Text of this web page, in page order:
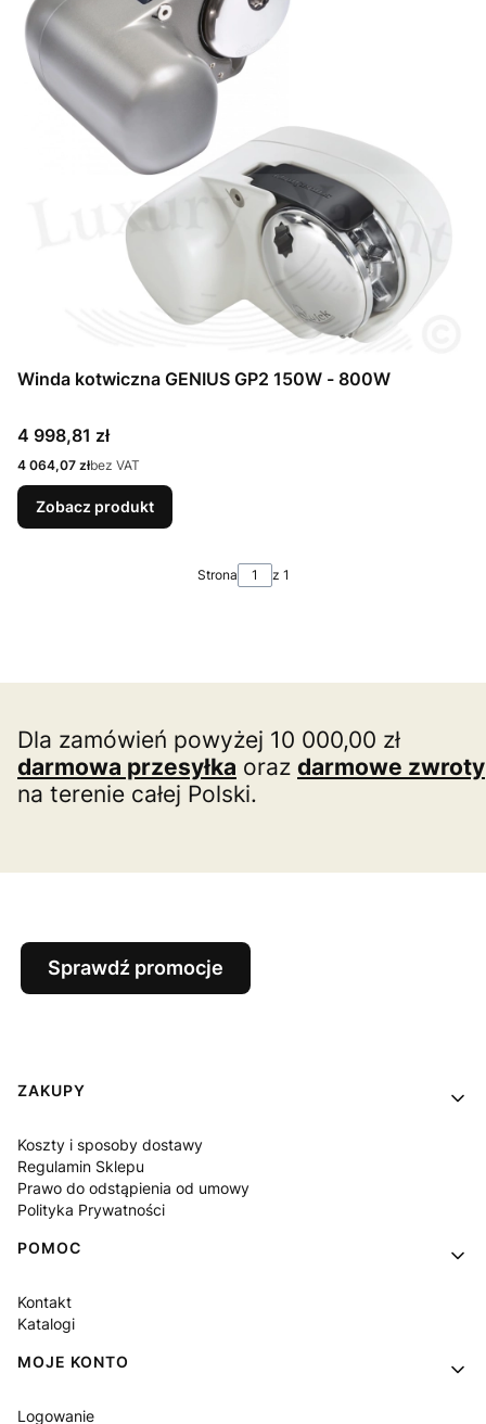
Winda kotwiczna GENIUS GP2 150W - 800W
Cena
4 998,81 zł
Cena
4 064,07 złbez VAT
Zobacz produkt
Strona z 1
Dla zamówień powyżej 10 000,00 zł
darmowa przesyłka oraz darmowe zwroty
na terenie całej Polski.
Sprawdź promocje
Linki w stopce
ZAKUPY
Koszty i sposoby dostawy
Regulamin Sklepu
Prawo do odstąpienia od umowy
Polityka Prywatności
POMOC
Kontakt
Katalogi
MOJE KONTO
Logowanie